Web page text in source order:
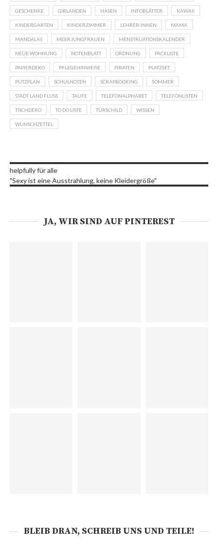
GESCHENKE GIRLANDEN HASEN INFOBLÄTTER KAWAII
KINDERGARTEN KINDERZIMMER LEHRER:INNEN MAMA
MANDALAS MEERJUNGFRAUEN MENSTRUATIONSKALENDER
NEUE WOHNUNG NOTENBLATT ORDNUNG PACKLISTE
PAPIERDEKO PFLEGEHINWEISE PIRATEN PLATZSET
PUTZPLAN SCHULNOTEN SCRAPBOOKING SOMMER
STADT LAND FLUSS TAUFE TELEFONALPHABET TELEFONLISTEN
TISCHDEKO TO DO LISTE TÜRSCHILD WISSEN
WUNSCHZETTEL
helpfully für alle
"Sexy ist eine Ausstrahlung, keine Kleidergröße"
JA, WIR SIND AUF PINTEREST
BLEIB DRAN, SCHREIB UNS UND TEILE!